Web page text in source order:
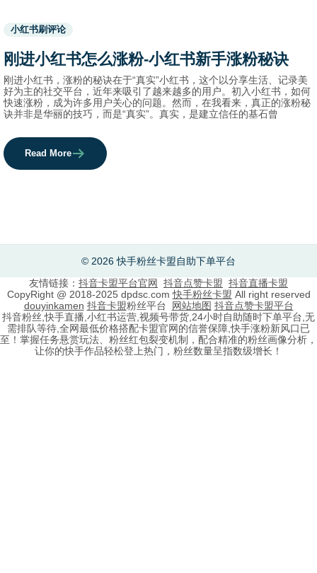
Used
before
names.
小红书刷评论
刚进小红书怎么涨粉-小红书新手涨粉秘诀
刚进小红书，涨粉的秘诀在于“真实”小红书，这个以分享生活、记录美
好为主的社交平台，近年来吸引了越来越多的用户。初入小红书，如何
快速涨粉，成为许多用户关心的问题。然而，在我看来，真正的涨粉秘
诀并非是华丽的技巧，而是“真实”。真实，是建立信任的基石曾
Read More
© 2026 快手粉丝卡盟自助下单平台
友情链接： 抖音卡盟平台官网 抖音点赞卡盟 抖音直播卡盟
CopyRight @ 2018-2025 dpdsc.com快手粉丝卡盟 All right reserved
douyinkamen 抖音卡盟粉丝平台 网站地图 抖音点赞卡盟平台
抖音粉丝,快手直播,小红书运营,视频号带货,24小时自助随时下单平台,无
需排队等待,全网最低价格搭配卡盟官网的信誉保障,快手涨粉新风口已
至！掌握任务悬赏玩法、粉丝红包裂变机制，配合精准的粉丝画像分析，
让你的快手作品轻松登上热门，粉丝数量呈指数级增长！